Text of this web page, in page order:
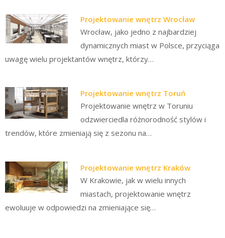
Projektowanie wnętrz Wrocław
Wrocław, jako jedno z najbardziej
dynamicznych miast w Polsce, przyciąga
uwagę wielu projektantów wnętrz, którzy…
Projektowanie wnętrz Toruń
Projektowanie wnętrz w Toruniu
odzwierciedla różnorodność stylów i
trendów, które zmieniają się z sezonu na…
Projektowanie wnętrz Kraków
W Krakowie, jak w wielu innych
miastach, projektowanie wnętrz
ewoluuje w odpowiedzi na zmieniające się…